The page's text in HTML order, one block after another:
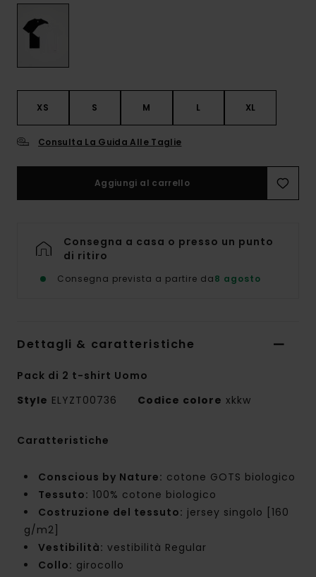
XS S M L XL
Consulta La Guida Alle Taglie
Aggiungi al carrello
Consegna a casa o presso un punto
di ritiro
Consegna prevista a partire da8 agosto
Dettagli & caratteristiche
Pack di 2 t-shirt Uomo
Style ELYZT00736 Codice colore xkkw
Caratteristiche
Conscious by Nature: cotone GOTS biologico
Tessuto: 100% cotone biologico
Costruzione del tessuto: jersey singolo [160
g/m2]
Vestibilità: vestibilità Regular
Collo: girocollo